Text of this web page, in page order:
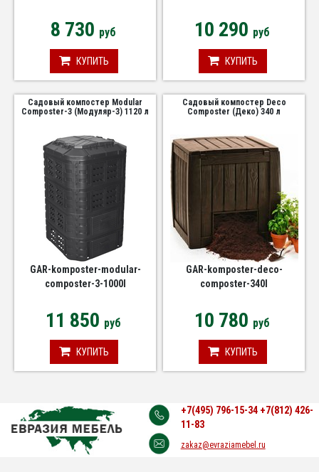
8 730 руб
КУПИТЬ
10 290 руб
КУПИТЬ
Садовый компостер Modular
Composter-3 (Модуляр-3) 1120 л
GAR-komposter-modular-
composter-3-1000l
11 850 руб
КУПИТЬ
Садовый компостер Deco
Composter (Деко) 340 л
GAR-komposter-deco-
composter-340l
10 780 руб
КУПИТЬ
+7(495) 796-15-34 +7(812) 426-
11-83
zakaz@evraziamebel.ru